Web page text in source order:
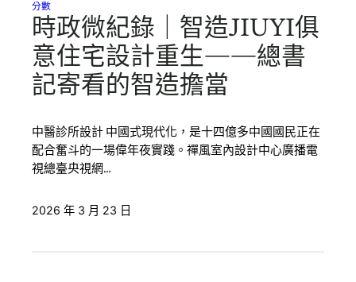
分數
時政微紀錄｜智造JIUYI俱
意住宅設計重生——總書
記寄看的智造擔當
中醫診所設計 中國式現代化，是十四億多中國國民正在
配合奮斗的一場偉年夜實踐。禪風室內設計中心廣播電
視總臺央視網…
2026 年 3 月 23 日